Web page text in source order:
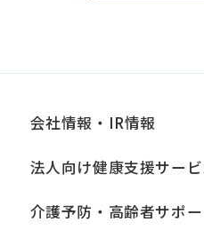
会社情報・IR情報
法人向け健康支援サービ
介護予防・高齢者サポー